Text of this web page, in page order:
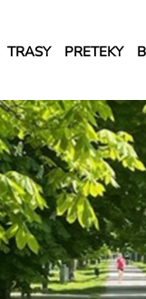
TRASY PRETEKY